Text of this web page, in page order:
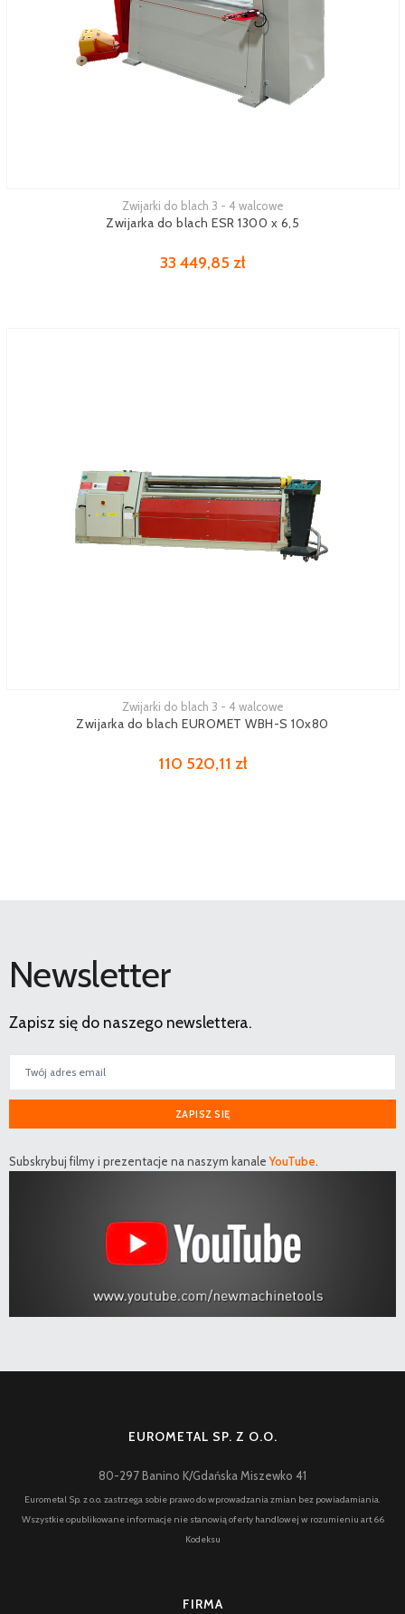
Zwijarki do blach 3 - 4 walcowe
Zwijarka do blach ESR 1300 x 6,5
33 449,85 zł
Zwijarki do blach 3 - 4 walcowe
Zwijarka do blach EUROMET WBH-S 10x80
110 520,11 zł
Newsletter
Zapisz się do naszego newslettera.
ZAPISZ SIĘ
Subskrybuj filmy i prezentacje na naszym kanaleYouTube
EUROMETAL SP. Z O.O.
80-297 Banino K/Gdańska Miszewko 41
Eurometal Sp. z o.o. zastrzega sobie prawo do wprowadzania zmian bez powiadamiania.
Wszystkie opublikowane informacje nie stanowią oferty handlowej w rozumieniu art.66
Kodeksu
FIRMA